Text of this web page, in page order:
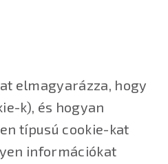
elmagyarázza, hogy
k), és hogyan
típusú cookie-kat
információkat